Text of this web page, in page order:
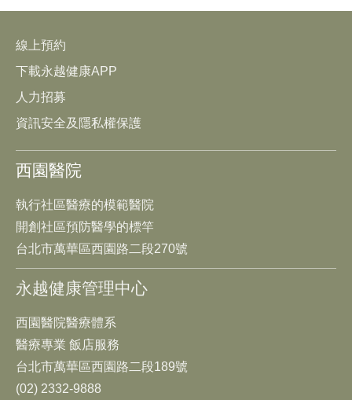
線上預約
下載永越健康APP
人力招募
資訊安全及隱私權保護
西園醫院
執行社區醫療的模範醫院
開創社區預防醫學的標竿
台北市萬華區西園路二段270號
永越健康管理中心
西園醫院醫療體系
醫療專業 飯店服務
台北市萬華區西園路二段189號
(02) 2332-9888